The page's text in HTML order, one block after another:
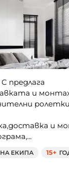
предлага
и
и
ЕКИПА 15+